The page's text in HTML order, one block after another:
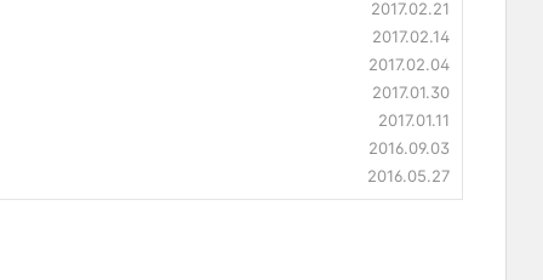
2017.02.21
2017.02.14
2017.02.04
2017.01.30
2017.01.11
2016.09.03
2016.05.27